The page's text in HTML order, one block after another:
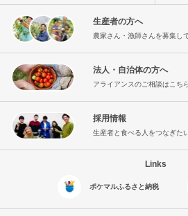
生産者の方へ
農家さん・漁師さんを募集し
法人・自治体の方へ
アライアンスのご相談はこち
採用情報
生産者と食べる人をつなぎた
Links
ポケマルふるさと納税